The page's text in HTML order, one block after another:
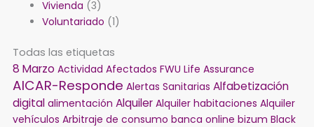
Vivienda (3)
Voluntariado (1)
Todas las etiquetas
8 Marzo Actividad Afectados FWU Life Assurance
AICAR-Responde Alertas Sanitarias Alfabetización
digital alimentación Alquiler Alquiler habitaciones Alquiler
vehículos Arbitraje de consumo banca online bizum Black